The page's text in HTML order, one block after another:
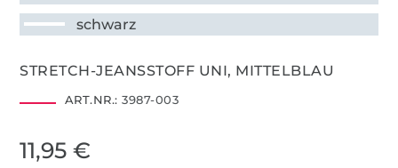
schwarz
STRETCH-JEANSSTOFF UNI, MITTELBLAU
ART.NR.: 3987-003
11,95 €